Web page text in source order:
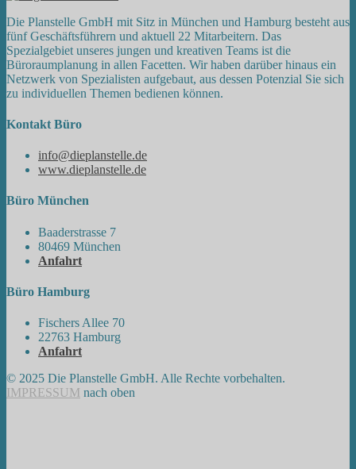
Die Planstelle GmbH mit Sitz in München und Hamburg besteht aus
fünf Geschäftsführern und aktuell 22 Mitarbeitern. Das
Spezialgebiet unseres jungen und kreativen Teams ist die
Büroraumplanung in allen Facetten. Wir haben darüber hinaus ein
Netzwerk von Spezialisten aufgebaut, aus dessen Potenzial Sie sich
zu individuellen Themen bedienen können.
Kontakt Büro
info@dieplanstelle.de
www.dieplanstelle.de
Büro München
Baaderstrasse 7
80469 München
Anfahrt
Büro Hamburg
Fischers Allee 70
22763 Hamburg
Anfahrt
© 2025 Die Planstelle GmbH. Alle Rechte vorbehalten.
IMPRESSUM nach oben